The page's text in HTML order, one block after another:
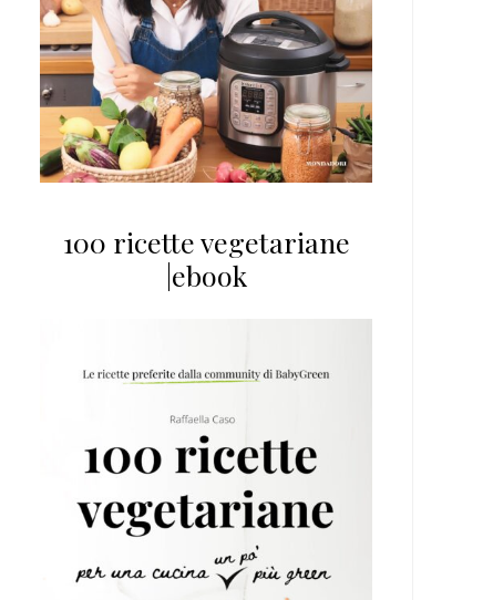
100 ricette vegetariane
|ebook